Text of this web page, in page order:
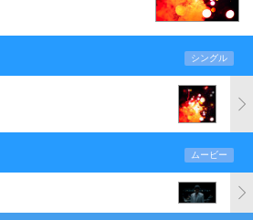
シングル
ムービー